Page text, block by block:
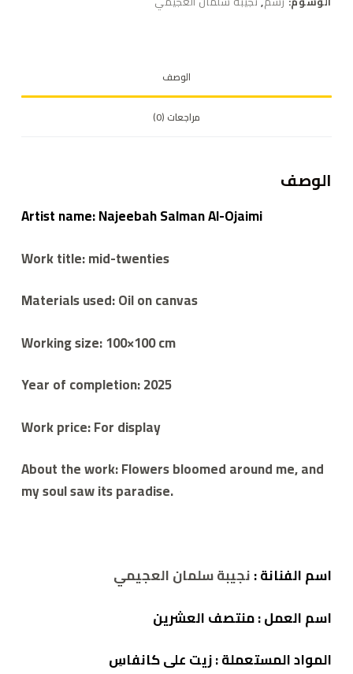
الوصف
مراجعات (0)
الوصف
Artist name: Najeebah Salman Al-Ojaimi
Work title: mid-twenties
Materials used: Oil on canvas
Working size: 100×100 cm
Year of completion: 2025
Work price: For display
About the work: Flowers bloomed around me, and
my soul saw its paradise.
اسم الفنانة :نجيبة سلمان العجيمي
اسم العمل :منتصف العشرين
المواد المستعملة : زيتعلى كانفاسِ